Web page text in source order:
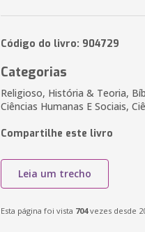
Código do livro: 904729
Categorias
Religioso, História & Teoria,
Ciências Humanas E Sociais,
Compartilhe este livro
Leia um trecho
Esta página foi vista 704vezes desde